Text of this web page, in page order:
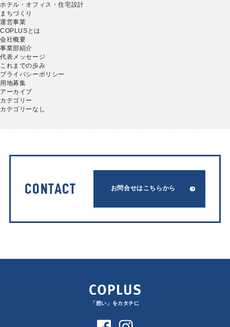
ホテル・オフィス・住宅設計
まちづくり
運営事業
COPLUSとは
会社概要
事業部紹介
代表メッセージ
これまでの歩み
プライバシーポリシー
用地募集
アーカイブ
カテゴリー
カテゴリーなし
CONTACT お問合せはこちらから
「想い」をカタチに